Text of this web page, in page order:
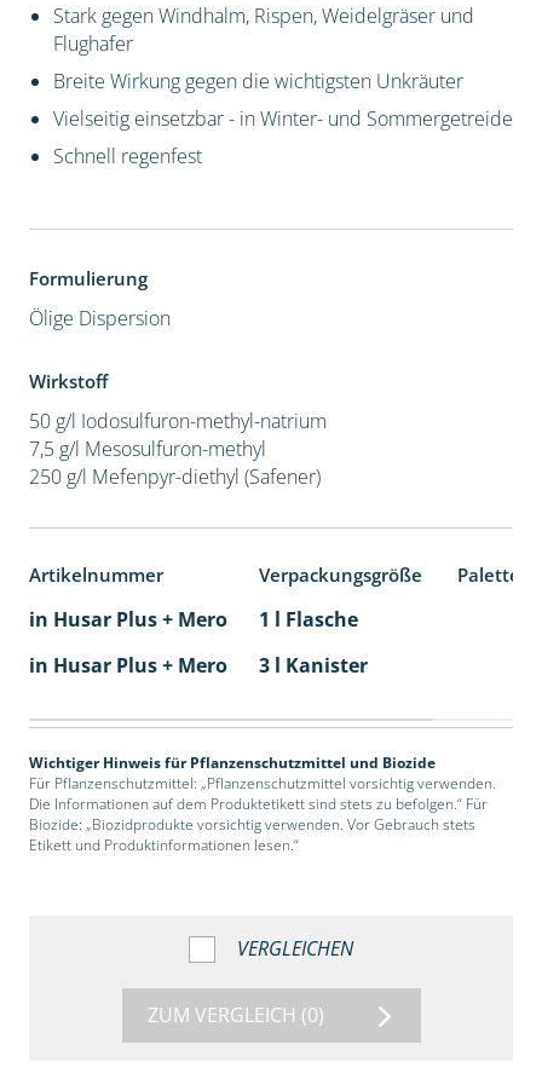
Stark gegen Windhalm, Rispen, Weidelgräser und
Flughafer
Breite Wirkung gegen die wichtigsten Unkräuter
Vielseitig einsetzbar - in Winter- und Sommergetreide
Schnell regenfest
Formulierung
Ölige Dispersion
Wirkstoff
50 g/l Iodosulfuron-methyl-natrium
7,5 g/l Mesosulfuron-methyl
250 g/l Mefenpyr-diethyl (Safener)
Artikelnummer Verpackungsgröße
in Husar Plus + Mero
1 l Flasche
in Husar Plus + Mero
3 l Kanister
Wichtiger Hinweis für Pflanzenschutzmittel und Biozide
Für Pflanzenschutzmittel: „Pflanzenschutzmittel vorsichtig verwenden.
Die Informationen auf dem Produktetikett sind stets zu befolgen.“ Für
Biozide: „Biozidprodukte vorsichtig verwenden. Vor Gebrauch stets
Etikett und Produktinformationen lesen.“
VERGLEICHEN
ZUM VERGLEICH (0)